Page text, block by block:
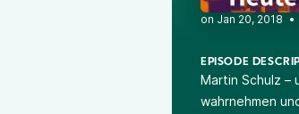
•
EPISODE
Martin Schulz –
wahrnehmen